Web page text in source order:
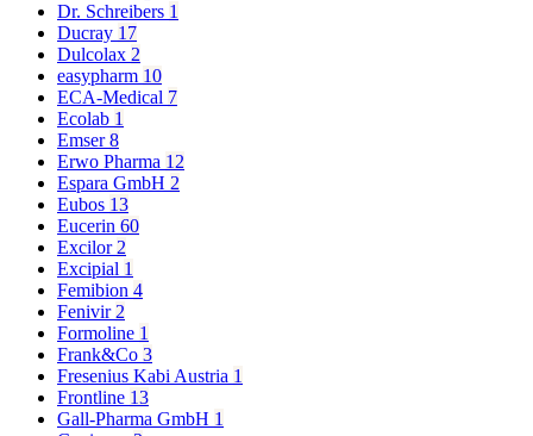
Dr. Schreibers 1
Ducray 17
Dulcolax 2
easypharm 10
ECA-Medical 7
Ecolab 1
Emser8
Erwo Pharma 12
Espara GmbH 2
Eubos 13
Eucerin 60
Excilor 2
Excipial 1
Femibion 4
Fenivir 2
Formoline 1
Frank&Co 3
Fresenius Kabi Austria 1
Frontline 13
Gall-Pharma GmbH 1